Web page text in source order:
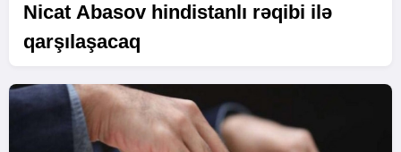
Nicat Abasov hindistanlı rəqibi ilə
qarşılaşacaq